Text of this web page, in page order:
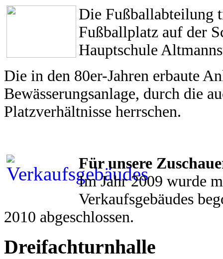
Die Fußballabteilung
Fußballplatz auf der
Hauptschule
Die in den 80er-Jahren erbaute
Bewässerungsanlage, durch die
Platzverhältnisse herrschen.
Für unsere
Im Jahr 2009 wurde
Verkaufsgebäudes
2010 abgeschlossen.
Dreifachturnhalle